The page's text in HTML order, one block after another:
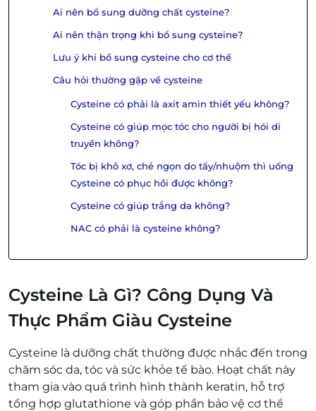
Ai nên bổ sung dưỡng chất cysteine?
Ai nên thận trọng khi bổ sung cysteine?
Lưu ý khi bổ sung cysteine cho cơ thể
Câu hỏi thường gặp về cysteine
Cysteine có phải là axit amin thiết yếu không?
Cysteine có giúp mọc tóc cho người bị hói di
truyền không?
Tóc bị khô xơ, chẻ ngọn do tẩy/nhuộm thì uống
Cysteine có phục hồi được không?
Cysteine có giúp trắng da không?
NAC có phải là cysteine không?
Cysteine Là Gì? Công Dụng Và
Thực Phẩm Giàu Cysteine
Cysteine là dưỡng chất thường được nhắc đến trong
chăm sóc da, tóc và sức khỏe tế bào. Hoạt chất này
tham gia vào quá trình hình thành keratin, hỗ trợ
tổng hợp glutathione và góp phần bảo vệ cơ thể